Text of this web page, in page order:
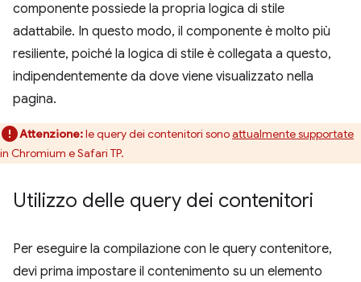
componente possiede la propria logica di stile
adattabile. In questo modo, il componente è molto più
resiliente, poiché la logica di stile è collegata a questo,
indipendentemente da dove viene visualizzato nella
pagina.
Attenzione:le query dei contenitori sonoattualmente supportate
in Chromium e Safari TP.
Utilizzo delle query dei contenitori
Per eseguire la compilazione con le query contenitore,
devi prima impostare il contenimento su un elemento